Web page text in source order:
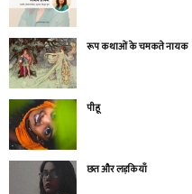
रूप कथाओं के चमकते नायक
पीहू
छत और लड़कियाँ